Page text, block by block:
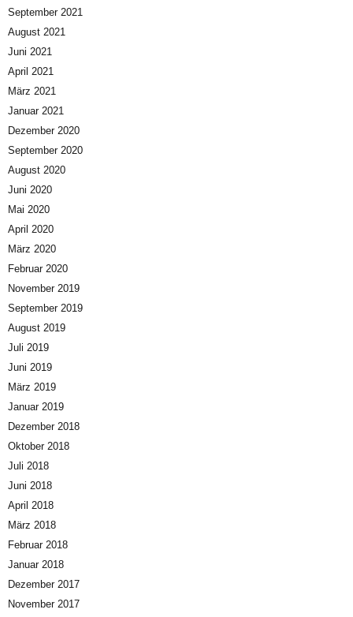
September 2021
August 2021
Juni 2021
April 2021
März 2021
Januar 2021
Dezember 2020
September 2020
August 2020
Juni 2020
Mai 2020
April 2020
März 2020
Februar 2020
November 2019
September 2019
August 2019
Juli 2019
Juni 2019
März 2019
Januar 2019
Dezember 2018
Oktober 2018
Juli 2018
Juni 2018
April 2018
März 2018
Februar 2018
Januar 2018
Dezember 2017
November 2017